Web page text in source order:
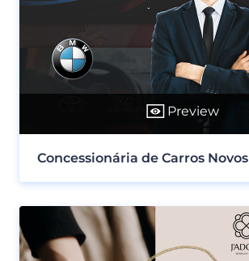
Preview
Concessionária de Carros